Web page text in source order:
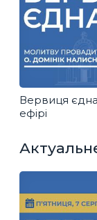
Вервиця
ефірі